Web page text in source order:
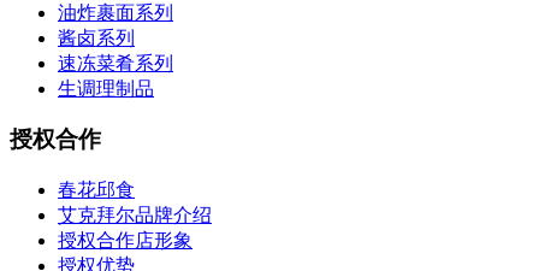
油炸裹面系列
酱卤系列
速冻菜肴系列
生调理制品
授权合作
春花邱食
艾克拜尔品牌介绍
授权合作店形象
授权优势